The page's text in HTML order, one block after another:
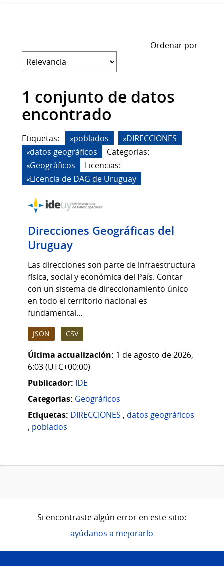
Ordenar por
1 conjunto de datos
encontrado
Etiquetas: poblados
DIRECCIONES
datos geográficos
Categorias:
Geográficos
Licencias:
Licencia de DAG de Uruguay
Direcciones Geográficas del
Uruguay
Las direcciones son parte de infraestructura
física, social y económica del País. Contar
con un sistema de direccionamiento único
en todo el territorio nacional es
fundamental...
JSON CSV
Última actualización: 1 de agosto de 2026,
6:03 (UTC+00:00)
Publicador: IDE
Categorias: Geográficos
Etiquetas: DIRECCIONES , datos geográficos
, poblados
Si encontraste algún error en este sitio:
ayúdanos a mejorarlo